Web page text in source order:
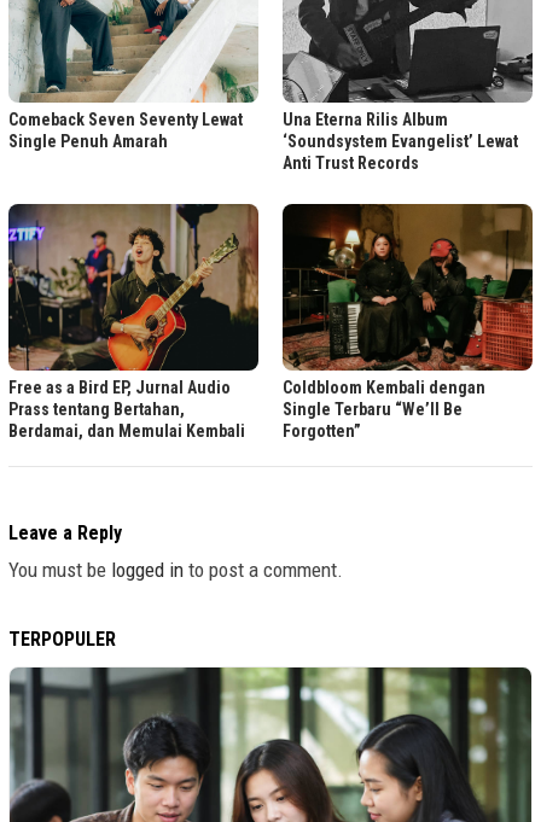
Comeback Seven Seventy Lewat
Single Penuh Amarah
Una Eterna Rilis Album
‘Soundsystem Evangelist’ Lewat
Anti Trust Records
Free as a Bird EP, Jurnal Audio
Prass tentang Bertahan,
Berdamai, dan Memulai Kembali
Coldbloom Kembali dengan
Single Terbaru “We’ll Be
Forgotten”
Leave a Reply
You must be logged in to post a comment.
TERPOPULER